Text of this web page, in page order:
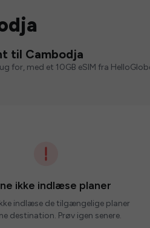
til Cambodja
for, med et 10GB eSIM fra
ikke indlæse planer
indlæse de tilgængelige planer
destination. Prøv igen senere.